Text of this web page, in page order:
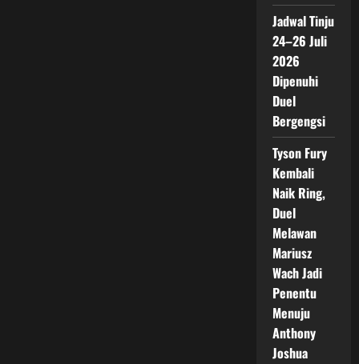
Jadwal Tinju
24–26 Juli
2026
Dipenuhi
Duel
Bergengsi
Tyson Fury
Kembali
Naik Ring,
Duel
Melawan
Mariusz
Wach Jadi
Penentu
Menuju
Anthony
Joshua